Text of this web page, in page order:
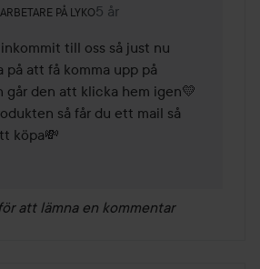
PÅ LYKO
roll: Medarbetare på Lyko.
5 år
Kommentaren lades 5 år
till oss så just nu
på att få komma upp på
går den att klicka hem igen💛
så får du ett mail så
köpa💸
att lämna en kommentar